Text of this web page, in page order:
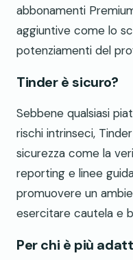
abbonamenti
aggiuntive come lo
potenziamenti del
Tinder è sicuro?
Sebbene qualsiasi
rischi intrinseci,
sicurezza come la
reporting e linee
promuovere un
esercitare cautela e
Per chi è più